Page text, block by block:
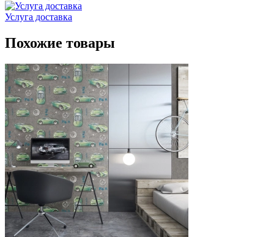
Услуга доставка
Похожие товары